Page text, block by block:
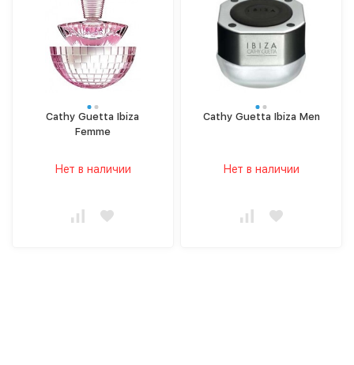
Cathy Guetta Ibiza
Femme
Нет в наличии
Cathy Guetta Ibiza Men
Нет в наличии